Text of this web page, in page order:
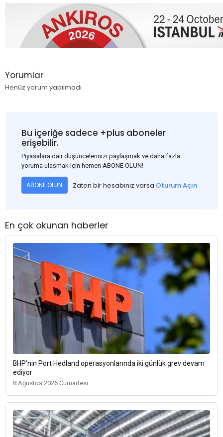
Yorumlar
Henüz yorum yapılmadı
Bu içeriğe sadece +plus aboneler
erişebilir.
Piyasalara dair düşüncelerinizi paylaşmak ve daha fazla
yoruma ulaşmak için hemen ABONE OLUN!
ABONE OLUN Zaten bir hesabınız varsa Oturum Açın
En çok okunan haberler
BHP’nin Port Hedland operasyonlarında iki günlük grev devam
ediyor
8 Ağustos 2026 Cumartesi